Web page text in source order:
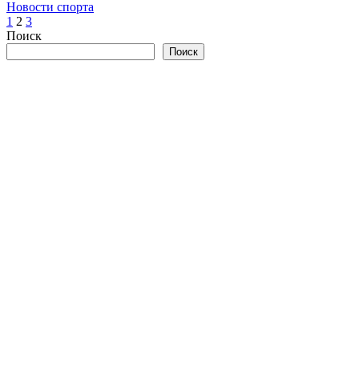
Новости спорта
Пагинация
записей
1 2 3
Поиск
Поиск